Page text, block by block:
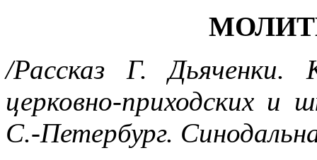
/Рассказ Г.
церковно-приходских и
С.-Петербург.